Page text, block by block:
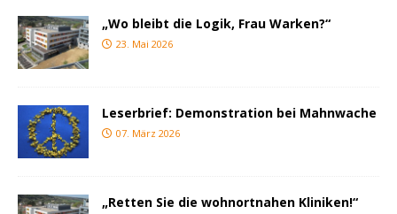
„Wo bleibt die Logik, Frau Warken?“
23. Mai 2026
Leserbrief: Demonstration bei Mahnwache
07. März 2026
„Retten Sie die wohnortnahen Kliniken!“